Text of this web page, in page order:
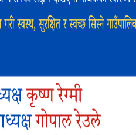
लगायत पर्याप्त सुविधाको
समितिका अध्यक्ष जनक
सही उपयोगको लागि
दिगो उपयोग गर्ने